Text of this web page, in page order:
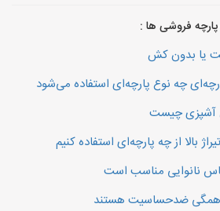
فروشی ها :
یا بدون کش
چه نوع پارچه‌ای استفاده می‌شود
آشپزی چیست
بالا از چه پارچه‌ای استفاده کنیم
نانوایی مناسب است
همگی ضدحساسیت هستند